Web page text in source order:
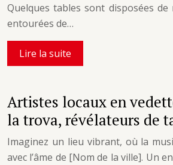
Quelques tables sont disposées
entourées de…
Lire la suite
Artistes locaux en
la trova, révélateurs de
Imaginez un lieu vibrant, où la
avec l’âme de [Nom de la ville]. Un